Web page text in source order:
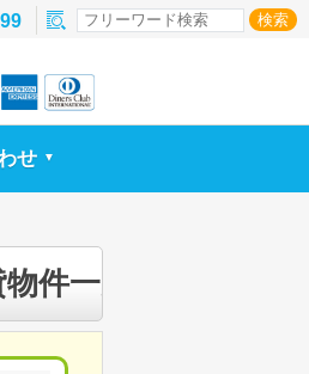
せ ▼
件一覧